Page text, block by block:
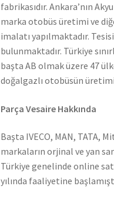
fabrikasıdır. Ankara’nın
marka otobüs üretimi ve
imalatı yapılmaktadır.
bulunmaktadır. Türkiye
başta AB olmak üzere 47
doğalgazlı otobüsün üretimi
Parça Vesaire Hakkında
Başta IVECO, MAN, TATA,
markaların orjinal ve yan
Türkiye genelinde online
yılında faaliyetine